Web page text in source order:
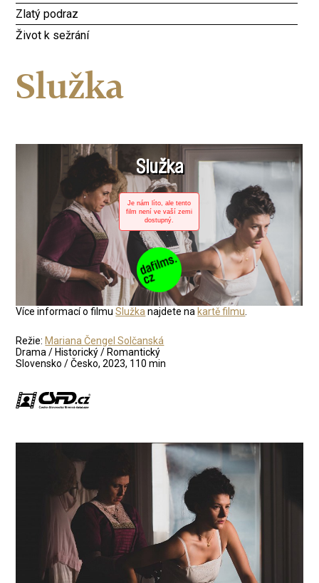
Zlatý podraz
Život k sežrání
Služka
Více informací o filmuSlužka najdete na kartě filmu
Režie: Mariana Čengel Solčanská
Drama / Historický / Romantický
Slovensko / Česko, 2023, 110 min